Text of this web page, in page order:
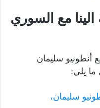
مع السوري
أنطونيو سليمان
يلي:
سليمان،